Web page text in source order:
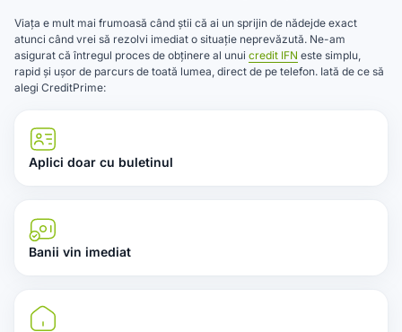
Viața e mult mai frumoasă când știi că ai un sprijin de nădejde exact
atunci când vrei să rezolvi imediat o situație neprevăzută. Ne-am
asigurat că întregul proces de obținere al unui credit IFN este simplu,
rapid și ușor de parcurs de toată lumea, direct de pe telefon. Iată de ce să
alegi CreditPrime:
Aplici doar cu buletinul
Banii vin imediat